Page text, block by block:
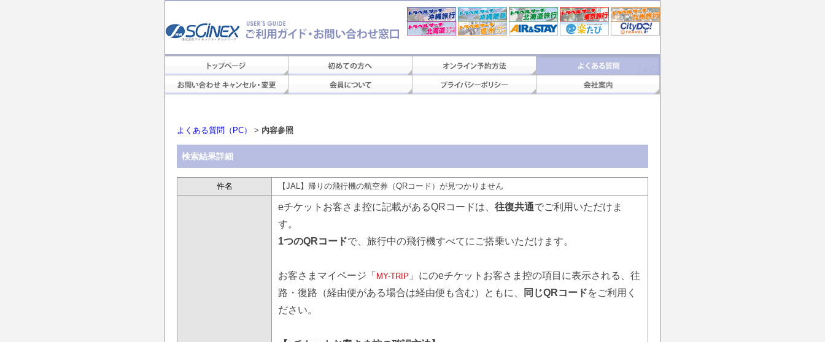
よくある質問（PC） > 内容参照
検索結果詳細
件名 【JAL】帰りの飛行機の航空券（QRコード）が見つかりません
eチケットお客さま控に記載があるQRコードは、 往復共通でご利用いただけま
す。
1つのQRコードで、旅行中の飛行機すべてにご搭乗いただけます。
お客さまマイページ「 MY-TRIP 」にのeチケットお客さま控の項目に表示される、往
路・復路（経由便がある場合は経由便も含む）ともに、
同じQRコードをご利用く
ださい。